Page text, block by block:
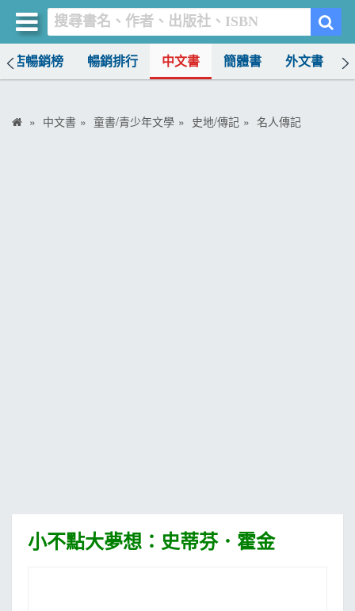
書店暢銷榜 暢銷排行 中文書 簡體書 外文書
中文書 童書/青少年文學 史地/傳記 名人傳記
小不點大夢想：史蒂芬．霍金
買書網
首頁